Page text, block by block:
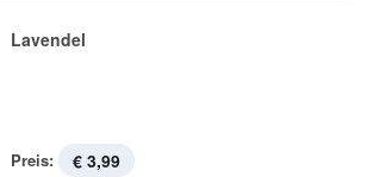
Lavendel
Preis: € 3,99